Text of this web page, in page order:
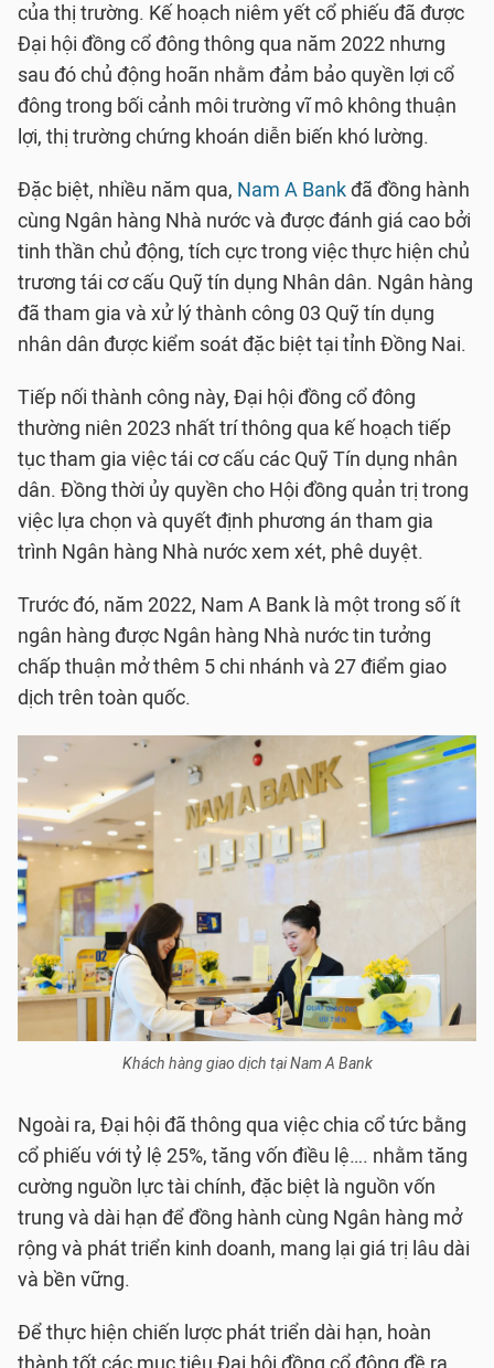
của thị trường. Kế hoạch niêm yết cổ phiếu đã được
Đại hội đồng cổ đông thông qua năm 2022 nhưng
sau đó chủ động hoãn nhằm đảm bảo quyền lợi cổ
đông trong bối cảnh môi trường vĩ mô không thuận
lợi, thị trường chứng khoán diễn biến khó lường.
Đặc biệt, nhiều năm qua, Nam A Bankđã đồng hành
cùng Ngân hàng Nhà nước và được đánh giá cao bởi
tinh thần chủ động, tích cực trong việc thực hiện chủ
trương tái cơ cấu Quỹ tín dụng Nhân dân. Ngân hàng
đã tham gia và xử lý thành công 03 Quỹ tín dụng
nhân dân được kiểm soát đặc biệt tại tỉnh Đồng Nai.
Tiếp nối thành công này, Đại hội đồng cổ đông
thường niên 2023 nhất trí thông qua kế hoạch tiếp
tục tham gia việc tái cơ cấu các Quỹ Tín dụng nhân
dân. Đồng thời ủy quyền cho Hội đồng quản trị trong
việc lựa chọn và quyết định phương án tham gia
trình Ngân hàng Nhà nước xem xét, phê duyệt.
Trước đó, năm 2022, Nam A Bank là một trong số ít
ngân hàng được Ngân hàng Nhà nước tin tưởng
chấp thuận mở thêm 5 chi nhánh và 27 điểm giao
dịch trên toàn quốc.
Khách hàng giao dịch tại Nam A Bank
Ngoài ra, Đại hội đã thông qua việc chia cổ tức bằng
cổ phiếu với tỷ lệ 25%, tăng vốn điều lệ…. nhằm tăng
cường nguồn lực tài chính, đặc biệt là nguồn vốn
trung và dài hạn để đồng hành cùng Ngân hàng mở
rộng và phát triển kinh doanh, mang lại giá trị lâu dài
và bền vững.
Để thực hiện chiến lược phát triển dài hạn, hoàn